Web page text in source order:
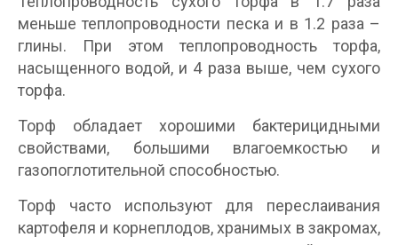
меньше теплопроводности песка и в 1.2 раза –
глины. При этом теплопроводность торфа,
насыщенного водой, и 4 раза выше, чем сухого
торфа.
Торф обладает хорошими бактерицидными
свойствами, большими влагоемкостью и
газопоглотительной способностью.
Торф часто используют для переслаивания
картофеля и корнеплодов, хранимых в зaкромах,